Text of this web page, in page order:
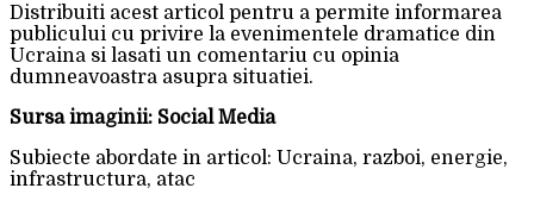
Distribuiti acest articol pentru a permite informarea
publicului cu privire la evenimentele dramatice din
Ucraina si lasati un comentariu cu opinia
dumneavoastra asupra situatiei.
Sursa imaginii: Social Media
Subiecte abordate in articol: Ucraina, razboi, energie,
infrastructura, atac